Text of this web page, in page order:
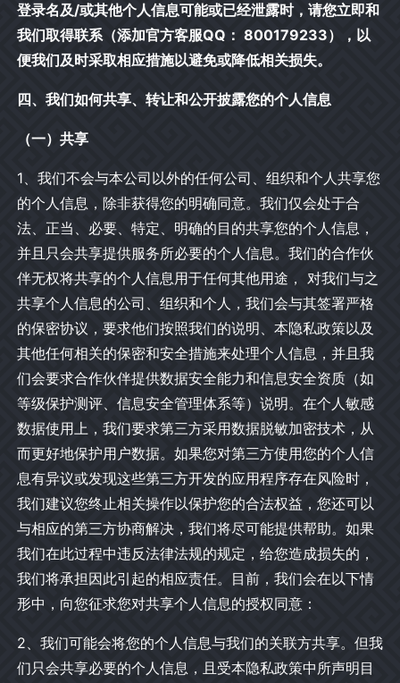
登录名及/或其他个人信息可能或已经泄露时，请您立即和
我们取得联系（添加官方客服QQ： 800179233），以
便我们及时采取相应措施以避免或降低相关损失。
四、我们如何共享、转让和公开披露您的个人信息
（一）共享
1、我们不会与本公司以外的任何公司、组织和个人共享您
的个人信息，除非获得您的明确同意。我们仅会处于合
法、正当、必要、特定、明确的目的共享您的个人信息，
并且只会共享提供服务所必要的个人信息。我们的合作伙
伴无权将共享的个人信息用于任何其他用途， 对我们与之
共享个人信息的公司、组织和个人，我们会与其签署严格
的保密协议，要求他们按照我们的说明、本隐私政策以及
其他任何相关的保密和安全措施来处理个人信息，并且我
们会要求合作伙伴提供数据安全能力和信息安全资质（如
等级保护测评、信息安全管理体系等）说明。在个人敏感
数据使用上，我们要求第三方采用数据脱敏加密技术，从
而更好地保护用户数据。如果您对第三方使用您的个人信
息有异议或发现这些第三方开发的应用程序存在风险时，
我们建议您终止相关操作以保护您的合法权益，您还可以
与相应的第三方协商解决，我们将尽可能提供帮助。如果
我们在此过程中违反法律法规的规定，给您造成损失的，
我们将承担因此引起的相应责任。目前，我们会在以下情
形中，向您征求您对共享个人信息的授权同意：
2、我们可能会将您的个人信息与我们的关联方共享。但我
们只会共享必要的个人信息，且受本隐私政策中所声明目